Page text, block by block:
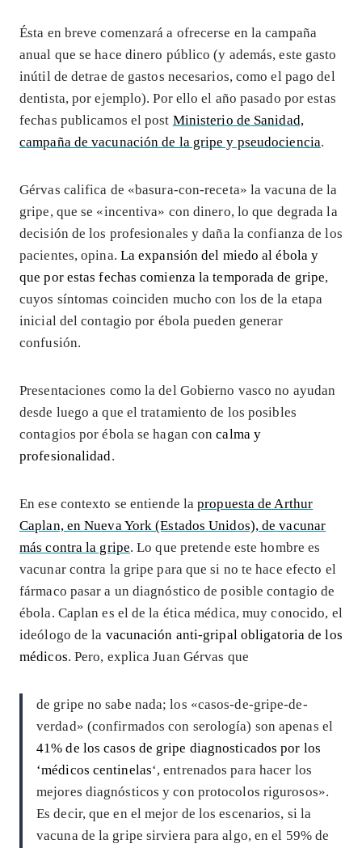
Ésta en breve comenzará a ofrecerse en la campaña
anual que se hace dinero público (y además, este gasto
inútil de detrae de gastos necesarios, como el pago del
dentista, por ejemplo). Por ello el año pasado por estas
fechas publicamos el post Ministerio de Sanidad,
campaña de vacunación de la gripe y pseudociencia.
Gérvas califica de «basura-con-receta» la vacuna de la
gripe, que se «incentiva» con dinero, lo que degrada la
decisión de los profesionales y daña la confianza de los
pacientes, opina. La expansión del miedo al ébola y
que por estas fechas comienza la temporada de gripe,
cuyos síntomas coinciden mucho con los de la etapa
inicial del contagio por ébola pueden generar
confusión.
Presentaciones como la del Gobierno vasco no ayudan
desde luego a que el tratamiento de los posibles
contagios por ébola se hagan con calma y
profesionalidad.
En ese contexto se entiende lapropuesta de Arthur
Caplan, en Nueva York (Estados Unidos), de vacunar
más contra la gripe. Lo que pretende este hombre es
vacunar contra la gripe para que si no te hace efecto el
fármaco pasar a un diagnóstico de posible contagio de
ébola. Caplan es el de la ética médica, muy conocido, el
ideólogo de la vacunación anti-gripal obligatoria de los
médicos. Pero, explica Juan Gérvas que
de gripe no sabe nada; los «casos-de-gripe-de-
verdad» (confirmados con serología) son apenas el
41% de los casos de gripe diagnosticados por los
‘médicos centinelas‘, entrenados para hacer los
mejores diagnósticos y con protocolos rigurosos».
Es decir, que en el mejor de los escenarios, si la
vacuna de la gripe sirviera para algo, en el 59% de